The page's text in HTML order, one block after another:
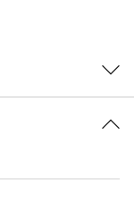
DM240S
híbridas de